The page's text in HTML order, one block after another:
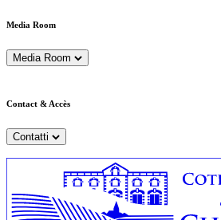
Media Room
Media Room
Contact & Accès
Contatti